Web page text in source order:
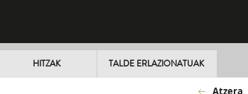
HITZAK TALDE ERLAZIONATUAK
Atzera